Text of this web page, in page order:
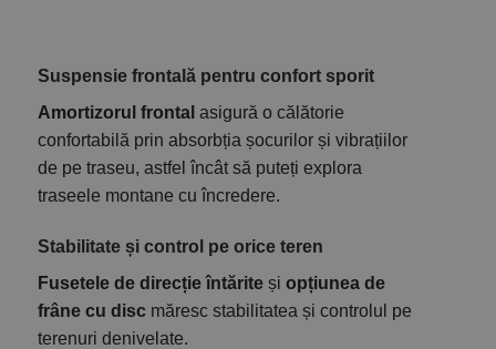
Suspensie frontală pentru confort sporit
Amortizorul frontal asigură o călătorie
confortabilă prin absorbția șocurilor și vibrațiilor
de pe traseu, astfel încât să puteți explora
traseele montane cu încredere.
Stabilitate și control pe orice teren
Fusetele de direcție întărite șiopțiunea de
frâne cu disc măresc stabilitatea și controlul pe
terenuri denivelate.